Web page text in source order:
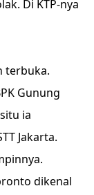
Di KTP-nya
terbuka.
Gunung
ia
Jakarta.
dikenal